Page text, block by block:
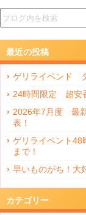
最近の投稿
ゲリライベンド
24時間限定 超安
2026年7月度 最
表！
ゲリライベント
まで！
早いものがち！大
カテゴリー